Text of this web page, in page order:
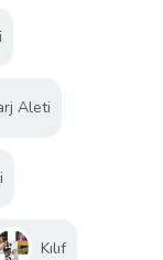
Aleti
Kılıf